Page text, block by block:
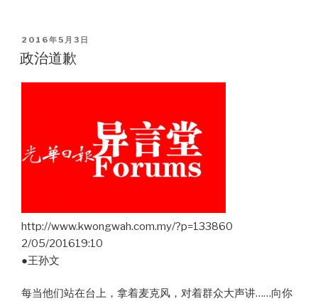
POSTED
ON
2016年5月3日
政治道歉
http://www.kwongwah.com.my/?p=133860
2/05/201619:10
●王孙文
每当他们站在台上，拿着麦克风，对着群众大声讲……向你